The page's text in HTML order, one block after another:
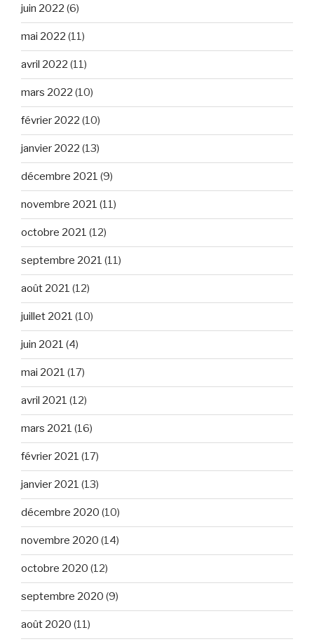
juin 2022 (6)
mai 2022 (11)
avril 2022 (11)
mars 2022 (10)
février 2022 (10)
janvier 2022 (13)
décembre 2021 (9)
novembre 2021 (11)
octobre 2021 (12)
septembre 2021 (11)
août 2021 (12)
juillet 2021 (10)
juin 2021 (4)
mai 2021 (17)
avril 2021 (12)
mars 2021 (16)
février 2021 (17)
janvier 2021 (13)
décembre 2020 (10)
novembre 2020 (14)
octobre 2020 (12)
septembre 2020 (9)
août 2020 (11)